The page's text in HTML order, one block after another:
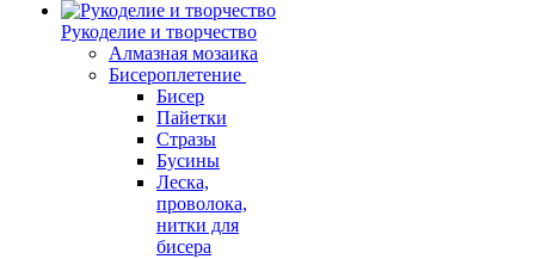
Рукоделие и творчество
Алмазная мозаика
Бисероплетение
Бисер
Пайетки
Стразы
Бусины
Леска,
проволока,
нитки для
бисера